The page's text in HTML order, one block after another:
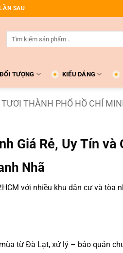
SAU
ĐỐI TƯỢNG KIỂU DÁNG
THÀNH PHỐ HỒ CHÍ
Giá Rẻ, Uy Tín và
Nhã
với nhiều khu dân cư và tòa
từ Đà Lạt, xử lý – bảo quản